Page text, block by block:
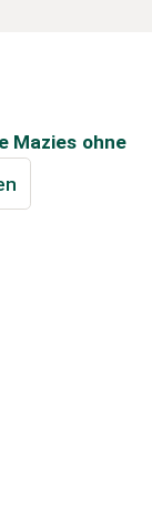
Mazies ohne